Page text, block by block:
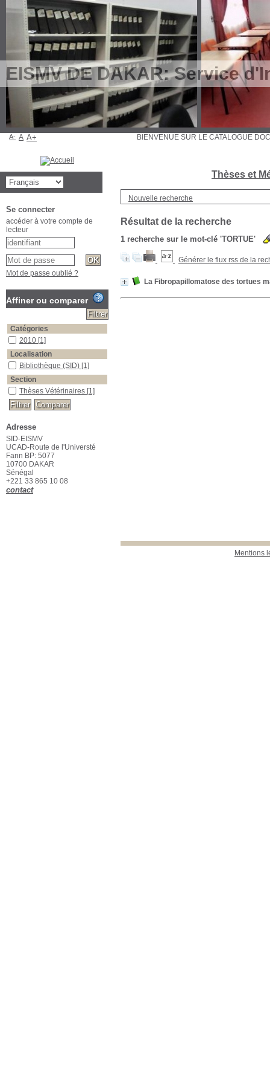
EISMV DE DAKAR: Service
Thèses et
Nouvelle recherche
Résultat de la recherche
1 recherche sur le mot-clé 'TORTUE'
Générer le flux rss de la
La Fibropapillomatose des tortues
Mentions
BIENVENUE SUR LE CATALOGUE
A- A A+
Se connecter
accéder à votre compte de
lecteur
Mot de passe oublié ?
Affiner ou comparer
Catégories
2010 [1]
Localisation
Bibliothèque (SID) [1]
Section
Thèses Vétérinaires [1]
tortue
tortues
Adresse
SID-EISMV
UCAD-Route de l'Universté
Fann BP: 5077
10700 DAKAR
Sénégal
+221 33 865 10 08
contact